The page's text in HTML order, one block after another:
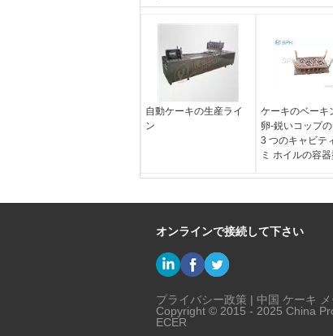
自動ケーキの生産ライ
ン
ケーキのベーキ
卵-鋭いコップ
3 つのキャビテ
ミ ホイルの容器
オンラインで接続して下さい
プライバシー政策 | 中国 ケーキ
Copyright © 2015 - 2025 China
ECER